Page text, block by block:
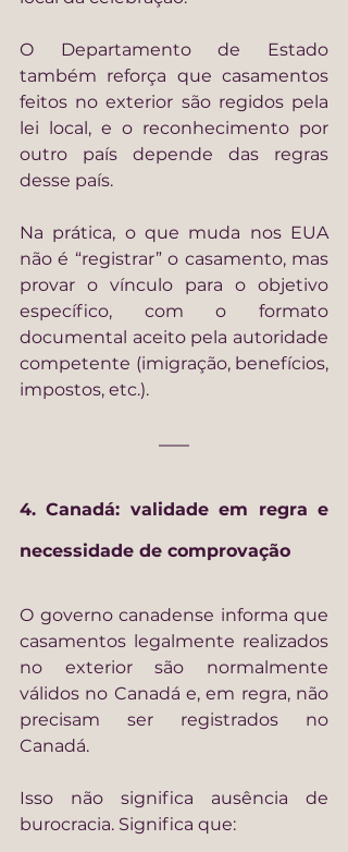
O Departamento de Estado
também reforça que casamentos
feitos no exterior são regidos pela
lei local, e o reconhecimento por
outro país depende das regras
desse país.
Na prática, o que muda nos EUA
não é “registrar” o casamento, mas
provar o vínculo para o objetivo
específico, com o formato
documental aceito pela autoridade
competente (imigração, benefícios,
impostos, etc.).
4. Canadá: validade em regra e
necessidade de comprovação
O governo canadense informa que
casamentos legalmente realizados
no exterior são normalmente
válidos no Canadá e, em regra, não
precisam ser registrados no
Canadá.
Isso não significa ausência de
burocracia. Significa que: